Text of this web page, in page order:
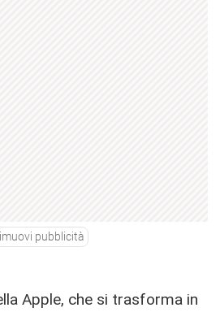
pubblicità
Apple, che si trasforma in